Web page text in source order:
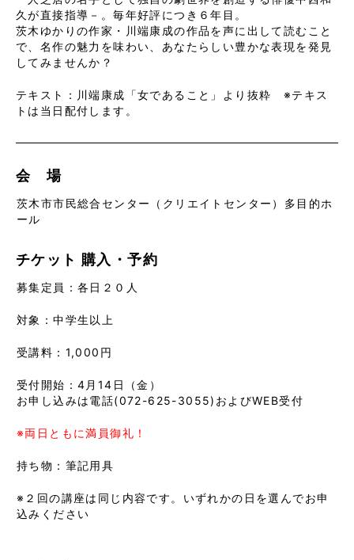
久が直接指導－。毎年好評につき６年目。
茨木ゆかりの作家・川端康成の作品を声に出して読むこと
で、名作の魅力を味わい、あなたらしい豊かな表現を発見
してみませんか？
テキスト：川端康成「女であること」より抜粋 ※テキス
トは当日配付します。
会 場
茨木市市民総合センター（クリエイトセンター）多目的ホ
ール
チケット 購入・予約
募集定員：各日２０人
対象：中学生以上
受講料：1,000円
受付開始：4月14日（金）
お申し込みは電話(072-625-3055)およびWEB受付
※両日ともに満員御礼！
持ち物：筆記用具
※２回の講座は同じ内容です。いずれかの日を選んでお申
込みください